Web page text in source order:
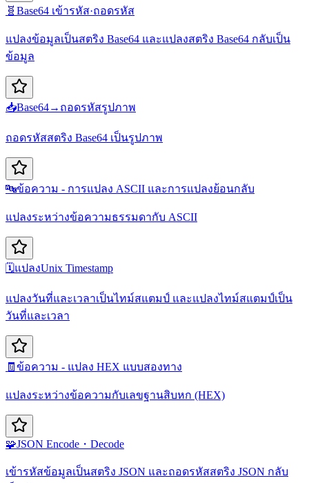
🧬 Base64 เข้ารหัส·ถอดรหัส
แปลงข้อมูลเป็นสตริง Base64 และแปลงสตริง Base64 กลับเป็น
ข้อมูล
📥Base64→ถอดรหัสรูปภาพ
ถอดรหัสสตริง Base64 เป็นรูปภาพ
🔤ข้อความ - การแปลง ASCII และการแปลงย้อนกลับ
แปลงระหว่างข้อความธรรมดากับ ASCII
🗓️แปลงUnix Timestamp
แปลงวันที่และเวลาเป็นไทม์สแตมป์ และแปลงไทม์สแตมป์เป็น
วันที่และเวลา
🧾 ข้อความ - แปลง HEX แบบสองทาง
แปลงระหว่างข้อความกับเลขฐานสิบหก (HEX)
🧩JSON Encode・Decode
เข้ารหัสข้อมูลเป็นสตริง JSON และถอดรหัสสตริง JSON กลับ